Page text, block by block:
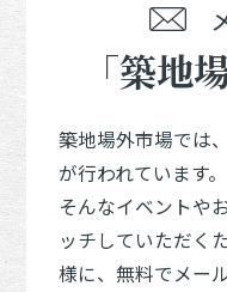
「築地
築地場外市場では
が行われています。
そんなイベントや
ッチしていただく
様に、無料でメー